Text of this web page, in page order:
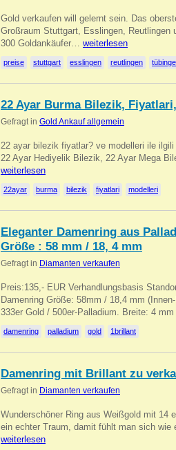
Gold verkaufen will gelernt sein. Das
Großraum Stuttgart, Esslingen, Reutlingen
300 Goldankäufer… weiterlesen
preise stuttgart esslingen reutlingen
22 Ayar Burma Bilezik,
Gefragt in Gold Ankauf allgemein
22 ayar bilezik fiyatlar? ve modelleri ile
22 Ayar Hediyelik Bilezik, 22 Ayar Mega
weiterlesen
22ayar burma bilezik fiyatlari modelleri
Eleganter Damenring aus
Größe : 58 mm / 18, 4 mm
Gefragt in Diamanten verkaufen
Preis:135,- EUR Verhandlungsbasis
Damenring Größe: 58mm / 18,4 mm
333er Gold / 500er-Palladium. Breite: 4
damenring palladium gold 1brillant
Damenring mit Brillant zu
Gefragt in Diamanten verkaufen
Wunderschöner Ring aus Weißgold mit 14
ein echter Traum, damit fühlt man sich
weiterlesen